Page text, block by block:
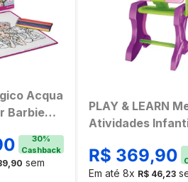
Acqua
Barbie
30%
Cashback
,90 sem
PLAY & LEARN
Atividades
Lousa Multikids -
BR1766
R$ 369,90
Em até 8x R$ 46,23